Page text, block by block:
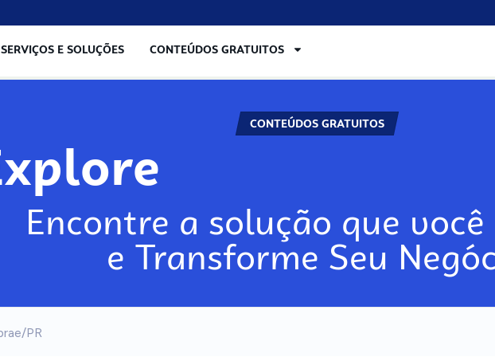
SERVIÇOS E SOLUÇÕES CONTEÚDOS GRATUITOS
CONTEÚDOS GRATUITOS
Explore
Encontre a solução que você
e Transforme Seu